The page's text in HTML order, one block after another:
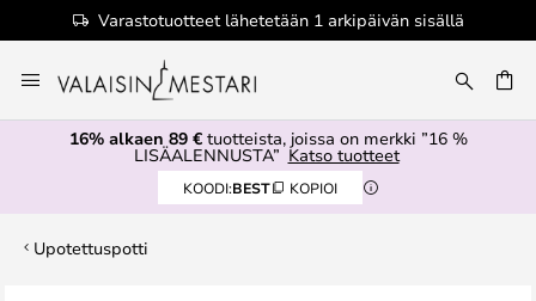
Varastotuotteet lähetetään 1 arkipäivän sisällä
to
Content
16% alkaen 89 €tuotteista, joissa on merkki ”16 %
LISÄALENNUSTA” Katso tuotteet
KOODI:BEST KOPIOI
Upotettuspotti